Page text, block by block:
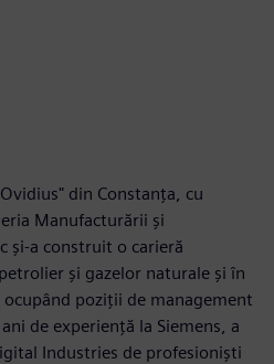
din Constanța, cu
Manufacturării și
și-a construit o carieră
și gazelor naturale și în
poziții de management
de experiență la Siemens, a
Industries de profesioniști